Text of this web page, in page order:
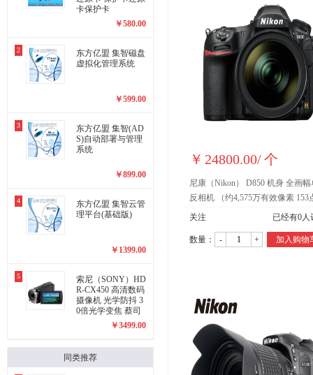
卡保护卡
￥580.00
2
东方亿盟 集智磁盘
虚拟化管理系统
￥599.00
3
东方亿盟 集智(AD
S)自动部署与管理
系统
￥899.00
4
东方亿盟 集智云管
理平台(基础版)
￥ 1399.00
5
索尼（SONY）HD
R-CX450 高清数码
摄像机 光学防抖 3
0倍光学变焦 蔡司
镜头 支持WIFI/NF
￥3499.00
同类推荐
￥ 24800.00/个
尼康（Nikon） D850 机身 全画幅
反相机 （约4,575万有效像素 153
动对焦 可翻折触摸屏 4K）
关注 已经有0人
数量： - + 加入购物